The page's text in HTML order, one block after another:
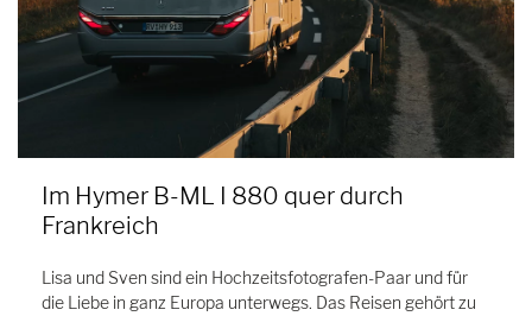
Im Hymer B-ML I 880 quer durch
Frankreich
Lisa und Sven sind ein Hochzeitsfotografen-Paar und für
die Liebe in ganz Europa unterwegs. Das Reisen gehört zu